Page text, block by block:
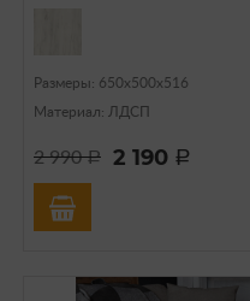
Размеры: 650х500х516
Материал: ЛДСП
2 990a 2 190 a